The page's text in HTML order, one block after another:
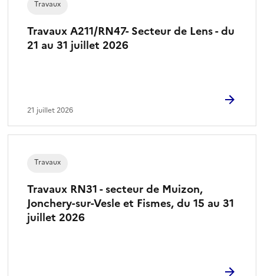
Travaux A211/RN47- Secteur de Lens - du
21 au 31 juillet 2026
Travaux
21 juillet 2026
Travaux RN31 - secteur de Muizon,
Jonchery-sur-Vesle et Fismes, du 15 au 31
juillet 2026
Travaux